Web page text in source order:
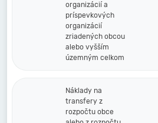
organizácií a
príspevkových
organizácií
zriadených obcou
alebo vyšším
územným celkom
Náklady na
transfery z
rozpočtu obce